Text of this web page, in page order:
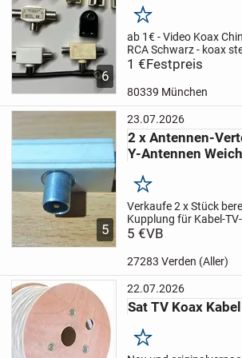
6
Merken
ab 1€- Video Koax
RCA Schwarz- koax
Kupplung Zweigeräte-
1 €Festpreis
80339 München
5
23.07.2026
2 x Antennen-
Y-Antennen
Merken
Verkaufe 2 x Stück
Kupplung für Kabel-
Antennenadapter ''TY
5 €VB
27283 Verden (Aller)
22.07.2026
Sat TV Koax
Merken